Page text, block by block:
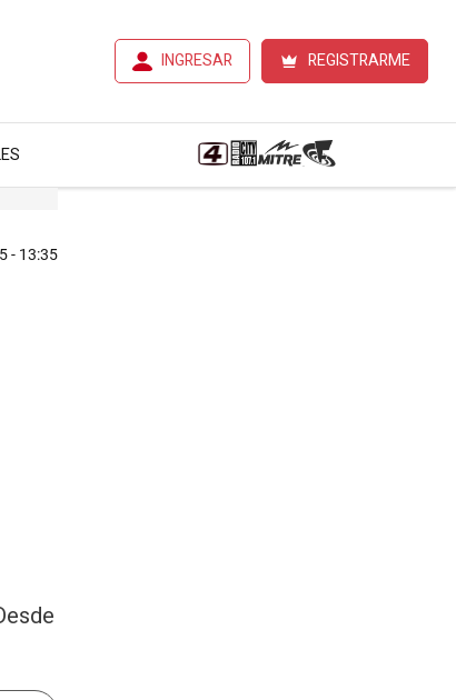
INGRESAR REGISTRARME
- 13:35